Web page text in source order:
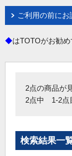
ご利用の前にお
◆はTOTOがお勧
2点の商品が
2点中 1-2点
検索結果一